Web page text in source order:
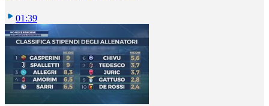
01:39